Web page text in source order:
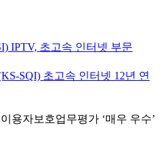
IPTV, 초고속 인터넷 부문
초고속 인터넷 12년 연
이용자보호업무평가 ‘매우 우수’